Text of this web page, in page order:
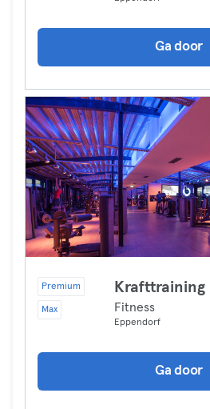
Ga door
Premium
Max
Krafttraining
Fitness
Eppendorf
Ga door